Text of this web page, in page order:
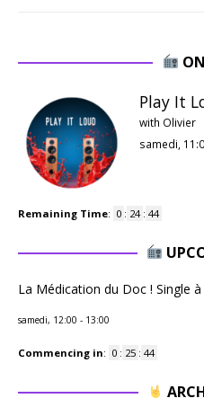
Play It
with Olivier
samedi,
Remaining Time: 0 : 24 : 43
La Médication du Doc ! Single à
samedi, 12:00 - 13:00
Commencing in: 0 : 25 : 43